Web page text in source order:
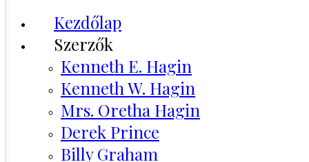
Kezdőlap
Szerzők
Kenneth E. Hagin
Kenneth W. Hagin
Mrs. Oretha Hagin
Derek Prince
Billy Graham